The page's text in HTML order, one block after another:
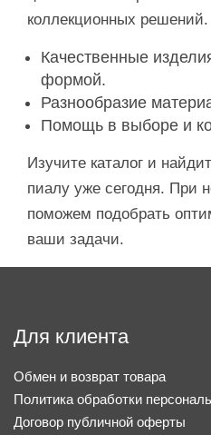
коллекционных решений.
Качественные
формой.
Разнообразие
Помощь в выборе и
Изучите каталог и
пиалу уже сегодня. При
поможем подобрать
ваши задачи.
Для клиента
Обмен и возврат товара
Политика обработки
Договор публичной оферты